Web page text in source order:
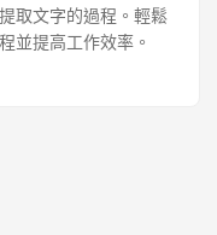
取文字的過程。輕鬆
並提高工作效率。